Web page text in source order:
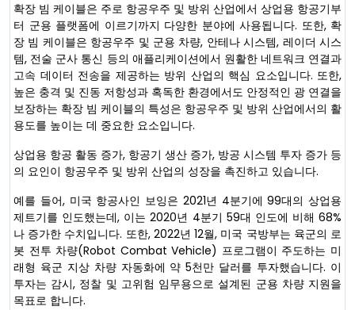
확장 빔 케이블은 주로 항공우주 및 방위 산업에서 상업용 항공기부
터 군용 플랫폼에 이르기까지 다양한 분야에 사용됩니다. 또한, 확
장 빔 케이블은 항공우주 및 군용 차량, 안테나 시스템, 레이더 시스
템, 전술 군사 통신 등의 애플리케이션에서 원활한 네트워크 연결과
고속 데이터 전송을 제공하는 방위 산업의 핵심 요소입니다. 또한,
높은 충격 및 진동 저항성과 혹독한 환경에서도 안정적인 광 연결을
보장하는 확장 빔 케이블의 특성은 항공우주 및 방위 산업에서의 활
용도를 높이는 데 중요한 요소입니다.
상업용 항공 활동 증가, 항공기 생산 증가, 방공 시스템 투자 증가 등
의 요인이 항공우주 및 방위 산업의 성장을 촉진하고 있습니다.
예를 들어, 미국 항공사인 보잉은 2021년 4분기에 99대의 상업용
제트기를 인도했는데, 이는 2020년 4분기 59대 인도에 비해 68%
나 증가한 수치입니다. 또한, 2022년 12월, 미국 국방부는 육군의 로
봇 전투 차량(Robot Combat Vehicle) 프로그램이 주도하는 미
래형 육군 지상 차량 자동화에 약 5천만 달러를 투자했습니다. 이
투자는 감시, 정찰 및 고위험 임무용으로 설계된 군용 차량 지원을
목표로 합니다.